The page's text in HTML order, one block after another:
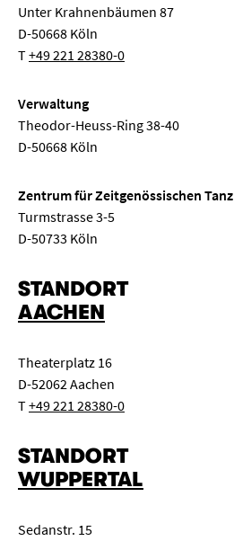
Unter Krahnenbäumen 87
D-50668 Köln
T+49 221 28380-0
Verwaltung
Theodor-Heuss-Ring 38-40
D-50668 Köln
Zentrum für Zeitgenössischen Tanz
Turmstrasse 3-5
D-50733 Köln
STANDORT
AACHEN
Theaterplatz 16
D-52062 Aachen
T+49 221 28380-0
STANDORT
WUPPERTAL
Sedanstr. 15